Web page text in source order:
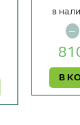
В
в